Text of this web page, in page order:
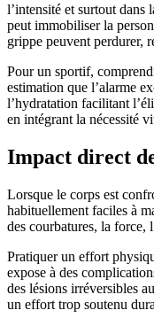
l’intensité et surtout dans
peut immobiliser la
grippe peuvent perdurer,
Pour un sportif,
estimation que l’alarme
l’hydratation facilitant
en intégrant la nécessité
Impact direct
Lorsque le corps est
habituellement faciles à
des courbatures, la force,
Pratiquer un effort
expose à des
des lésions irréversibles
un effort trop soutenu